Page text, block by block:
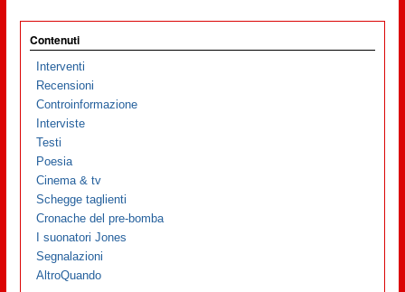
Contenuti
Interventi
Recensioni
Controinformazione
Interviste
Testi
Poesia
Cinema & tv
Schegge taglienti
Cronache del pre-bomba
I suonatori Jones
Segnalazioni
AltroQuando